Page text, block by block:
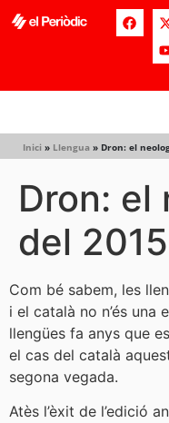
Inici » Llengua » Dron: el
Dron: el
del 2015
Com bé sabem, les
i el català no n’és una
llengües fa anys que
el cas del català
segona vegada.
Atès l’èxit de l’edició